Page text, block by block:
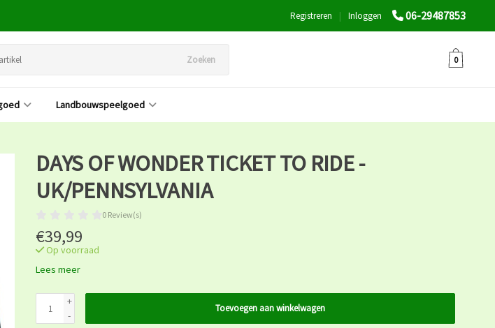
06-29487853
Inloggen
|
Registreren
Zoeken 0
Landbouwspeelgoed
DAYS OF WONDER TICKET TO RIDE -
UK/PENNSYLVANIA
0 Review(s)
€39,99
Op voorraad
Lees meer
+
-
Toevoegen aan winkelwagen